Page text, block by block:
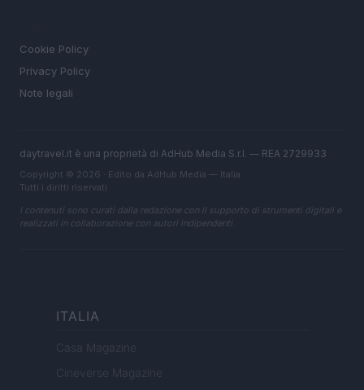
Cookie Policy
Privacy Policy
Note legali
daytravel.it è una proprietà di AdHub Media S.r.l. — REA 2729933
Copyright © 2026 · Edito da AdHub Media — Italia
Tutti i diritti riservati
I contenuti sono curati dalla redazione con il supporto di strumenti digitali e
realizzati in collaborazione con autori indipendenti.
ITALIA
Casa Magazine
Cineverse Magazine